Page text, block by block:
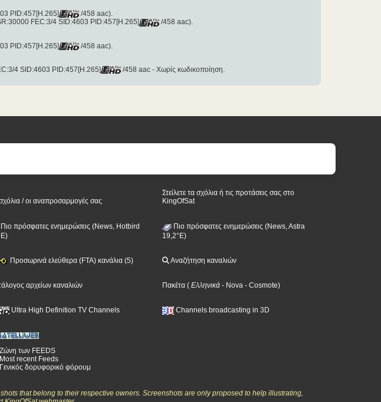
PID:457[H.265]
/458 aac).
FEC:3/4 SID:4603 PID:457[H.265]
/458 aac).
PID:457[H.265]
/458 aac).
4 SID:4603 PID:457[H.265] /458 aac - Χωρίς κωδικοποίηση.
/ οι αναπροσαρμογές σας
Στείλετε τα σχόλια ή τις προτάσεις σας στο
KingOfSat
πρόσφατες ενημερώσεις (News, Hotbird
Πιο πρόσφατες ενημερώσεις (News, Astra
19,2°E)
Προσωρινά ελεύθερα (FTA) κανάλια (5) Αναζήτηση καναλιών
αρχείων καναλιών Πακέτα ( Ελληνικά - Nova - Cosmote)
Ultra High Definition TV Channels Channels broadcasting in 3D
Ζώνη των FEEDS
Most recent Feeds
Γενικός δορυφορικό φόρουμ
that belong to their respective owners. Screenshots are only proposed to help illustrating,